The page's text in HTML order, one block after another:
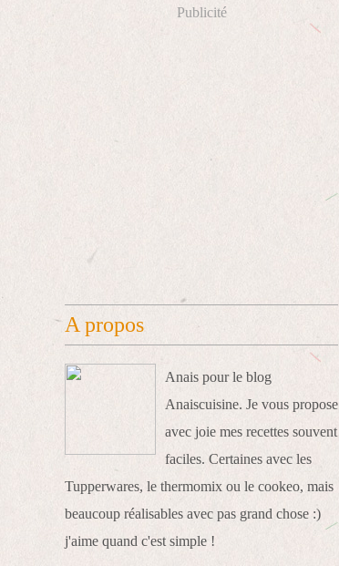
Publicité
A propos
Anais pour le blog
Anaiscuisine. Je vous propose
avec joie mes recettes souvent
faciles. Certaines avec les
Tupperwares, le thermomix ou le cookeo, mais
beaucoup réalisables avec pas grand chose :)
j'aime quand c'est simple !